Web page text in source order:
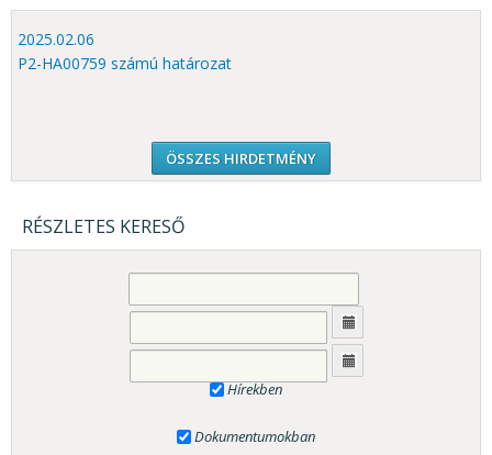
2025.02.06
P2-HA00759 számú határozat
ÖSSZES HIRDETMÉNY
RÉSZLETES KERESŐ
Hírekben
Dokumentumokban